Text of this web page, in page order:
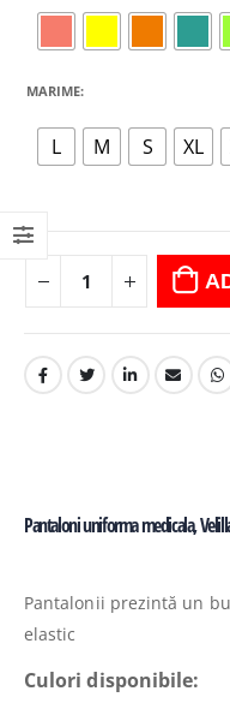
MARIME
L M S XL
Pantaloni uniforma medicala,
Pantalonii prezintă un
elastic
Culori disponibile: